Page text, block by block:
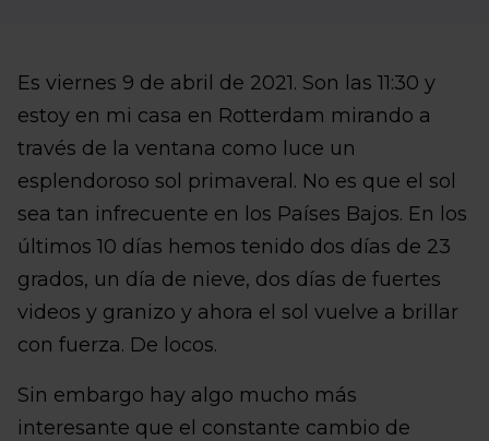
Es viernes 9 de abril de 2021. Son las 11:30 y
estoy en mi casa en Rotterdam mirando a
través de la ventana como luce un
esplendoroso sol primaveral. No es que el sol
sea tan infrecuente en los Países Bajos. En los
últimos 10 días hemos tenido dos días de 23
grados, un día de nieve, dos días de fuertes
videos y granizo y ahora el sol vuelve a brillar
con fuerza. De locos.
Sin embargo hay algo mucho más
interesante que el constante cambio de